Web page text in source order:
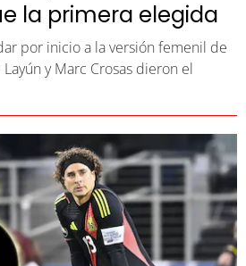
la primera elegida
por inicio a la versión femenil de
y Marc Crosas dieron el